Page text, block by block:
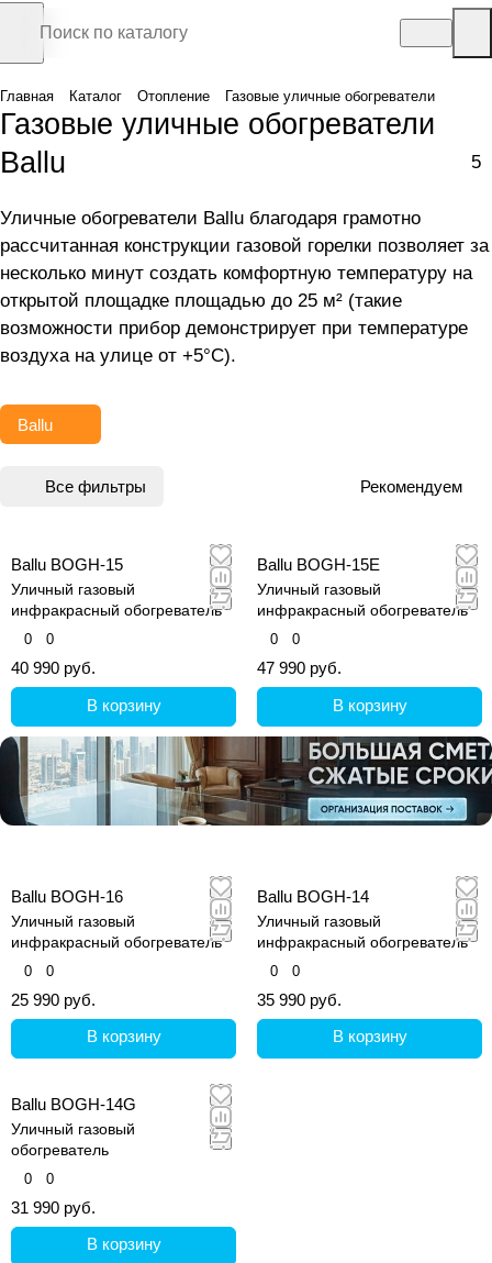
Главная Каталог Отопление Газовые уличные обогреватели
Газовые уличные обогреватели
Ballu
5
Уличные обогреватели Ballu благодаря грамотно
рассчитанная конструкции газовой горелки позволяет за
несколько минут создать комфортную температуру на
открытой площадке площадью до 25 м² (такие
возможности прибор демонстрирует при температуре
воздуха на улице от +5°С).
Ballu
Все фильтры Рекомендуем
Ballu BOGH-15
Уличный газовый
инфракрасный обогреватель
0 0
40 990 руб.
В корзину
Ballu BOGH-15E
Уличный газовый
инфракрасный обогреватель
0 0
47 990 руб.
В корзину
Ballu BOGH-16
Уличный газовый
инфракрасный обогреватель
0 0
25 990 руб.
В корзину
Ballu BOGH-14
Уличный газовый
инфракрасный обогреватель
0 0
35 990 руб.
В корзину
Ballu BOGH-14G
Уличный газовый
обогреватель
0 0
31 990 руб.
В корзину